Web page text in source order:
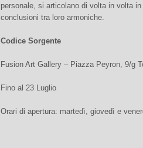
personale, si articolano di volta in volta
conclusioni tra loro armoniche.
Codice Sorgente
Fusion Art Gallery – Piazza Peyron, 9/g
Fino al 23 Luglio
Orari di apertura: martedì, giovedì e